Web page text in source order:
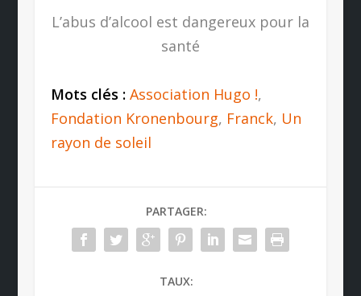
L’abus d’alcool est dangereux pour la
santé
Mots clés : Association Hugo !,
Fondation Kronenbourg, Franck, Un
rayon de soleil
PARTAGER:
TAUX: